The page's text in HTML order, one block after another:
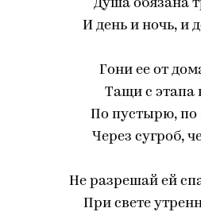
Душа обязана
И день и ночь, и
Гони ее от
Тащи с этапа
По пустырю, по
Через сугроб,
Не разрешай ей
При свете